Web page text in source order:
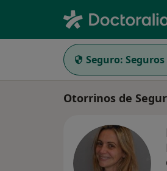
Seguro:
Otorrinos de